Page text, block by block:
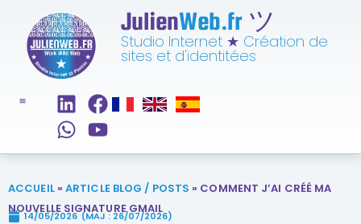
JulienWeb.fr ツ
Studio Internet ★ Création de
sites et d'identitées
ACCUEIL»ARTICLE BLOG / POSTS » COMMENT J’AI CRÉÉ MA
NOUVELLE SIGNATURE GMAIL
14/05/2026 (MAJ : 26/07/2026)